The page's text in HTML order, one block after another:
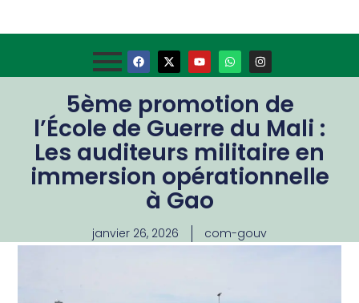
5ème promotion de
l’École de Guerre du Mali :
Les auditeurs militaire en
immersion opérationnelle
à Gao
janvier 26, 2026 com-gouv